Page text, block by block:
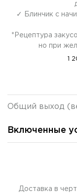
✓ Блинчик с
*Рецептура
но при
1
Общий выход
Включенные
Доставка в